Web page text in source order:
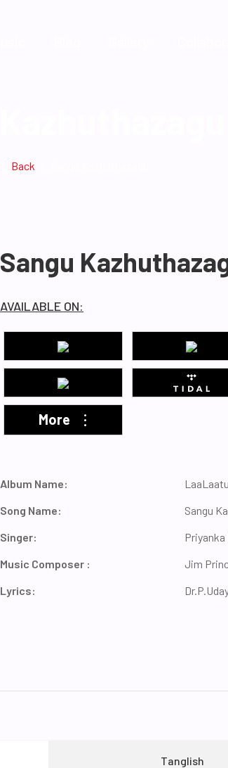
Back
Sangu
AVAILABLE ON:
More ...
Album Name:
LaaLaatu
Song Name:
Sangu
Singer:
Priyanka
Music Composer :
Jim
Lyrics:
Tanglish